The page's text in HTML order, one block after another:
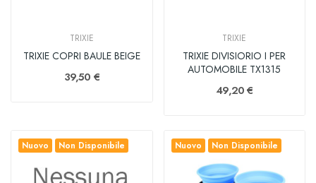
TRIXIE
TRIXIE COPRI BAULE BEIGE
39,50 €
TRIXIE
TRIXIE DIVISIORIO I PER
AUTOMOBILE TX1315
49,20 €
Nuovo Non Disponibile Nuovo Non Disponibile